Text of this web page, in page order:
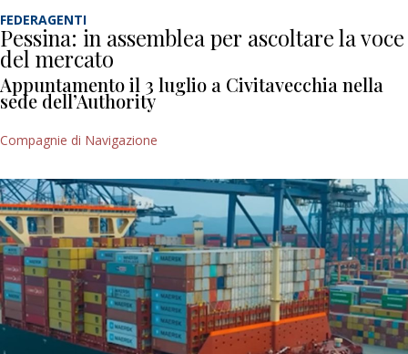
FEDERAGENTI
Pessina: in assemblea per ascoltare la voce
del mercato
Appuntamento il 3 luglio a Civitavecchia nella
sede dell’Authority
Compagnie di Navigazione